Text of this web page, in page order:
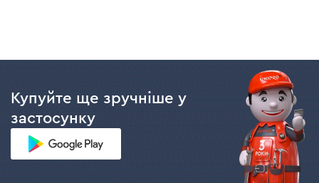
Мобільність та відсутність мережного кабелю роблять
акумуляторну кутову шліфмашину зручною для
роботи на висоті, у важкодоступних місцях та на
об'єктах без підключення до електромережі. Моделі з
безщітковими двигунами потужні, забезпечують
стабільну швидкість під навантаженням та збільшений
Купуйте ще зручніше у
застосунку